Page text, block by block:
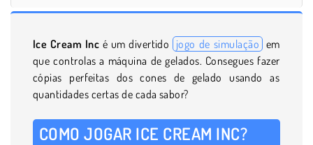
Ice Cream Inc é um divertido jogo de simulação em
que controlas a máquina de gelados. Consegues fazer
cópias perfeitas dos cones de gelado usando as
quantidades certas de cada sabor?
COMO JOGAR ICE CREAM INC?